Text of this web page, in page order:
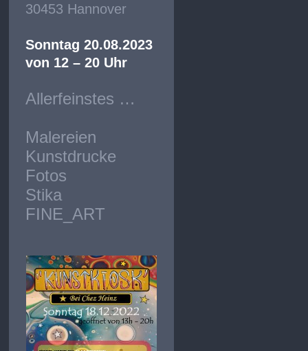
30453 Hannover
Sonntag 20.08.2023
von 12 – 20 Uhr
Allerfeinstes …
Malereien
Kunstdrucke
Fotos
Stika
FINE_ART